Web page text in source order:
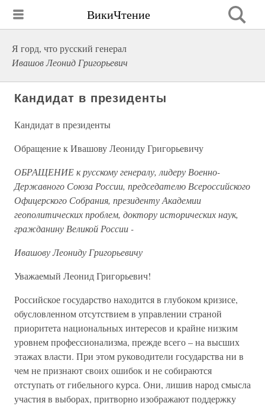
ВикиЧтение
Я горд, что русский генерал
Ивашов Леонид Григорьевич
Кандидат в президенты
Кандидат в президенты
Обращение к Ивашову Леониду Григорьевичу
ОБРАЩЕНИЕ к русскому генералу, лидеру Военно-
Державного Союза России, председателю Всероссийского
Офицерского Собрания, президенту Академии
геополитических проблем, доктору исторических наук,
гражданину Великой России -
Ивашову Леониду Григорьевичу
Уважаемый Леонид Григорьевич!
Российское государство находится в глубоком кризисе,
обусловленном отсутствием в управлении страной
приоритета национальных интересов и крайне низким
уровнем профессионализма, прежде всего – на высших
этажах власти. При этом руководители государства ни в
чем не признают своих ошибок и не собираются
отступать от гибельного курса. Они, лишив народ смысла
участия в выборах, притворно изображают поддержку